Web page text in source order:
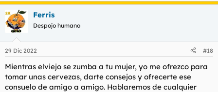
a
c
c
e
:
Ferris
Despojo humano
29 Dic 2022 #18
Mientras elviejo se zumba a tu mujer, yo me ofrezco para
tomar unas cervezas, darte consejos y ofrecerte ese
consuelo de amigo a amigo. Hablaremos de cualquier